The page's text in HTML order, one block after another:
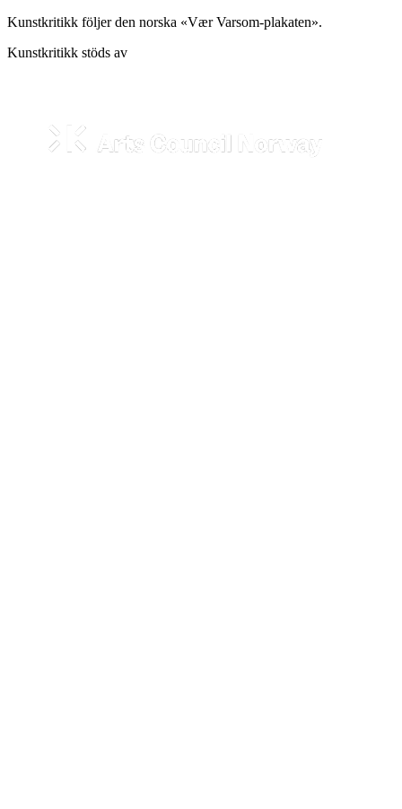
Kunstkritikk följer den norska «Vær Varsom-plakaten».
Kunstkritikk stöds av